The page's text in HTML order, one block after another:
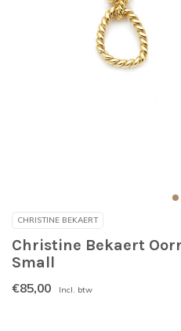
CHRISTINE BEKAERT
Christine Bekaert
Small
€85,00 Incl. btw